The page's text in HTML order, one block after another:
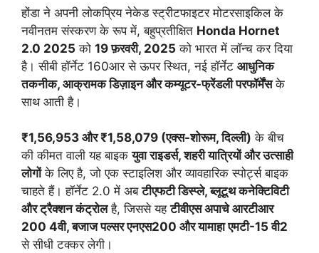
होंडा ने अपनी लोकप्रिय नेकेड स्ट्रीटफाइटर मोटरसाइकिल के
नवीनतम संस्करण के रूप में, बहुप्रतीक्षित Honda Hornet
2.0 2025 को 19 फ़रवरी, 2025 को भारत में लॉन्च कर दिया
है। सीबी हॉर्नेट 160आर से ऊपर स्थित, नई हॉर्नेट आधुनिक
तकनीक, आक्रामक डिज़ाइन और कम्यूटर-फ्रेंडली परफॉर्मेंसके
साथ आती है।
₹1,56,953 और ₹1,58,079 (एक्स-शोरूम, दिल्ली) के बीच
की कीमत वाली यह बाइकयुवा राइडर्स, शहरी यात्रियों और उत्साही
लोगोंके लिए है, जो एक स्टाइलिश और व्यावहारिक स्पोर्ट्स बाइक
चाहते हैं। हॉर्नेट 2.0 में अबटीएफटी डिस्प्ले, ब्लूटूथ कनेक्टिविटी
और ट्रैक्शन कंट्रोलहै, जिससे यहटीवीएस अपाचे आरटीआर
200 4वी, बजाज पल्सर एनएस200 और यामाहा एमटी-15 वी2
से सीधी टक्कर लेगी।